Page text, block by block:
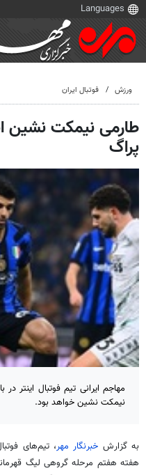
ورزش فوتبال ایران
طارمی نیمکت نشین
پراگ
مهاجم ایرانی تیم فوتبال اینتر
نیمکت نشین خواهد بود.
به گزارش خبرنگار مهر، تیم‌های